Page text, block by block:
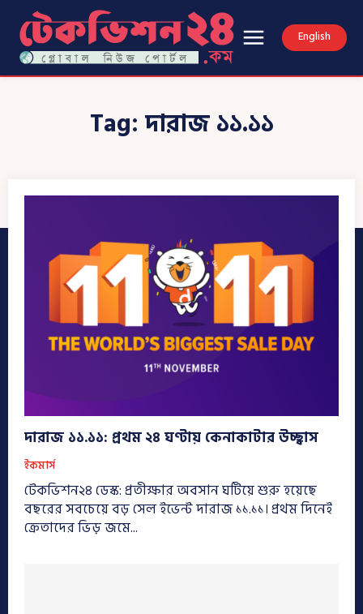
English
Tag: দারাজ ১১.১১
দারাজ ১১.১১: প্রথম ২৪ ঘণ্টায় কেনাকাটার উচ্ছ্বাস
ইকমার্স
টেকভিশন২৪ ডেস্ক: প্রতীক্ষার অবসান ঘটিয়ে শুরু হয়েছে
বছরের সবচেয়ে বড় সেল ইভেন্ট দারাজ ১১.১১। প্রথম দিনেই
ক্রেতাদের ভিড় জমে...